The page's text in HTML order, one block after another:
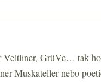
Veltliner, GrüVe… tak
Muskateller nebo